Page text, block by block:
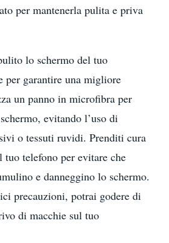
per mantenerla pulita e priva
lo schermo del tuo
per garantire una migliore
un panno in microfibra per
evitando l’uso di
o tessuti ruvidi. Prenditi cura
tuo telefono per evitare che
e danneggino lo schermo.
precauzioni, potrai godere di
di macchie sul tuo